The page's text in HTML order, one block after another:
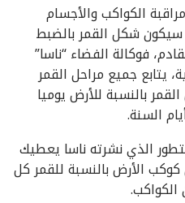
الكواكب والأجسام
شكل القمر بالضبط
يومي خلال عام 2016 القادم، فوكالة الفضاء “ناسا”
يتابع جميع مراحل القمر
القمر بالنسبة للأرض يوميا
السنة.
الذي نشرته ناسا يعطيك
الأرض بالنسبة للقمر كل
الكواكب.